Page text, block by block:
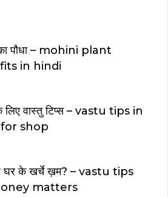
का पौधा – mohini plant
in hindi
लिए वास्तु टिप्स – vastu tips in
shop
के खर्चे ख़म? – vastu tips
matters